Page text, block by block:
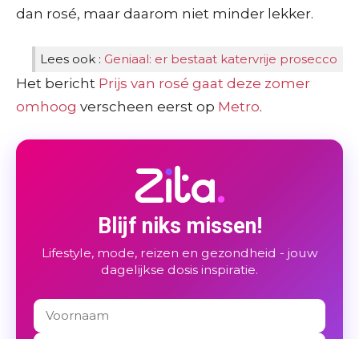
dan rosé, maar daarom niet minder lekker.
Lees ook : Geniaal: er bestaat katervrije prosecco
Het bericht Prijs van rosé gaat deze zomer
omhoog verscheen eerst op Metro.
Blijf niks missen!
Lifestyle, mode, reizen en gezondheid - jouw
dagelijkse dosis inspiratie.